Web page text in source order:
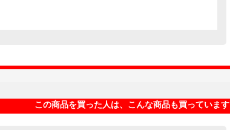
この商品を買った人は、こんな商品も買っています